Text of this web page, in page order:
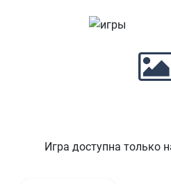
Игра доступна только